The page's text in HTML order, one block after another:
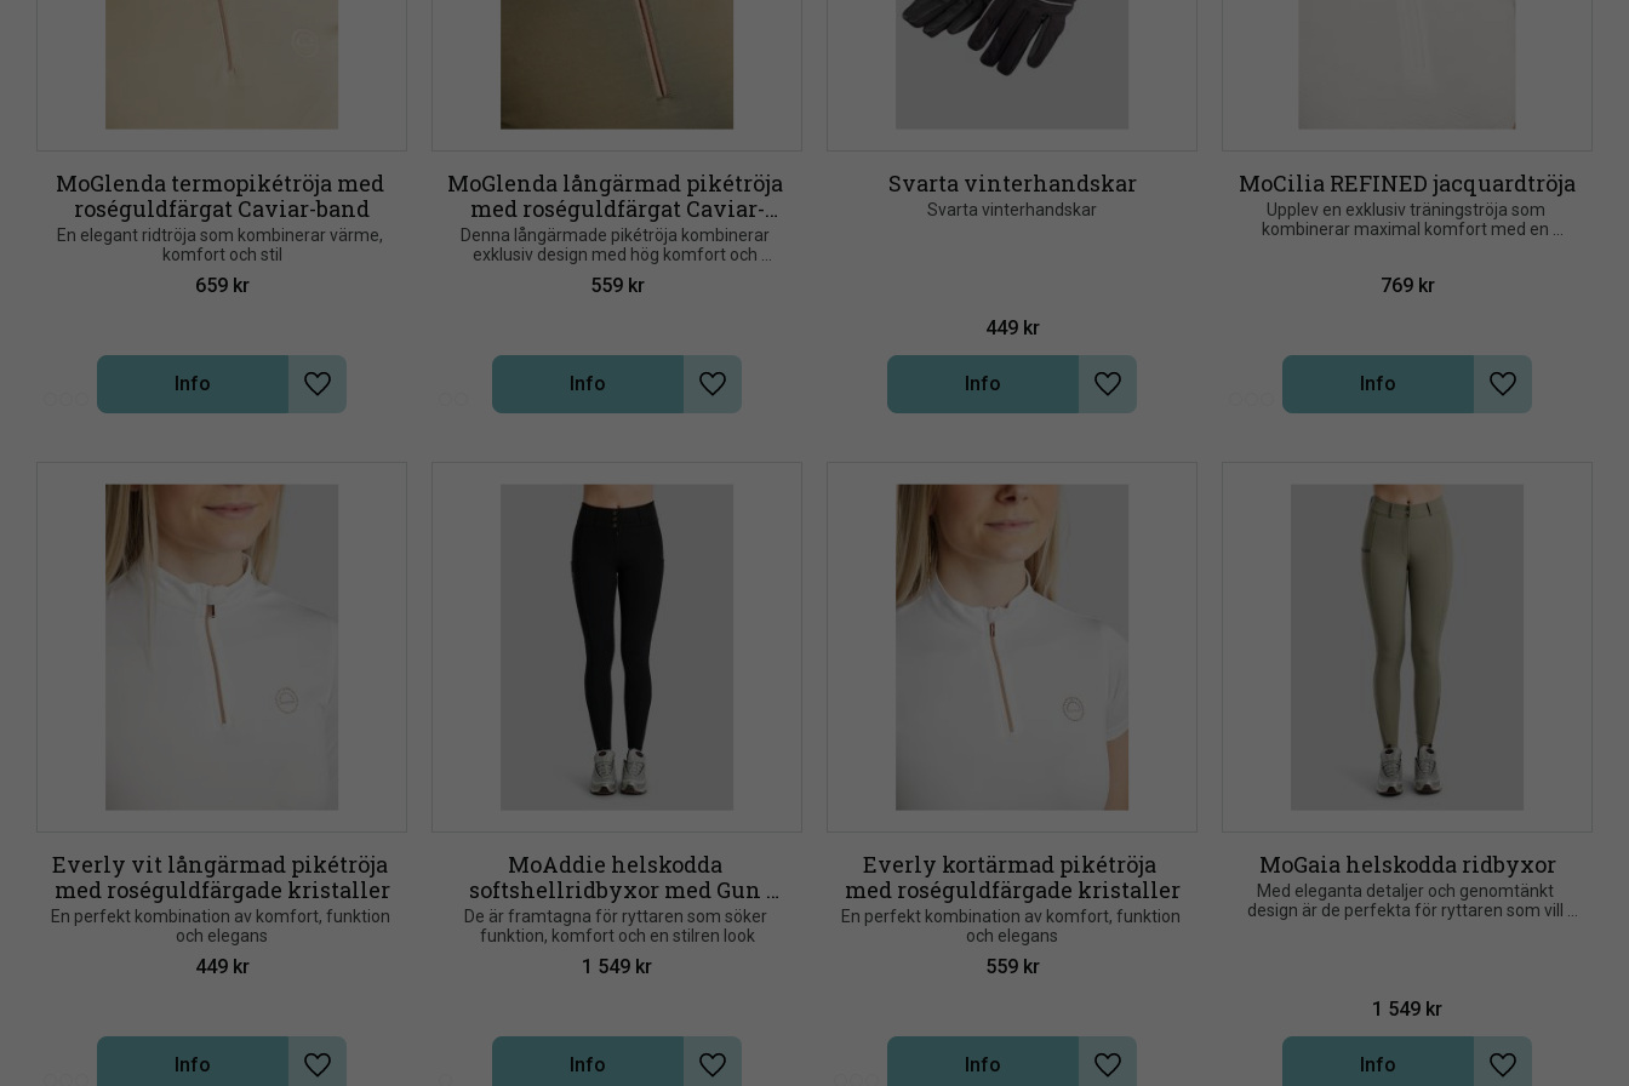
MoGlenda termopikétröja med
roséguldfärgat Caviar-band
En elegant ridtröja som kombinerar värme,
komfort och stil
659kr
Lägg till i önskelista
Info
MoGlenda långärmad pikétröja
med roséguldfärgat Caviar-
band
Denna långärmade pikétröja kombinerar
exklusiv design med hög komfort och
funktionalitet
559kr
Lägg till i önskelista
Info
Svarta vinterhandskar
Svarta vinterhandskar
449kr
Lägg till i önskelista
Info
MoCilia REFINED jacquardtröja
Upplev en exklusiv träningströja som
kombinerar maximal komfort med en
769kr
Lägg till i
Info
Everly vit långärmad pikétröja
med roséguldfärgade kristaller
En perfekt kombination av komfort, funktion
och elegans
449kr
Lägg till i önskelista
Info
MoAddie helskodda
softshellridbyxor med Gun
Metal-logodetalj
De är framtagna för ryttaren som söker
funktion, komfort och en stilren look
1 549 kr
Lägg till i önskelista
Info
Everly kortärmad pikétröja
med roséguldfärgade kristaller
En perfekt kombination av komfort, funktion
och elegans
559kr
Lägg till i önskelista
Info
MoGaia helskodda ridbyxor
Med eleganta detaljer och genomtänkt
design är de perfekta för ryttaren som vill
1 549 kr
Lägg till i
Info